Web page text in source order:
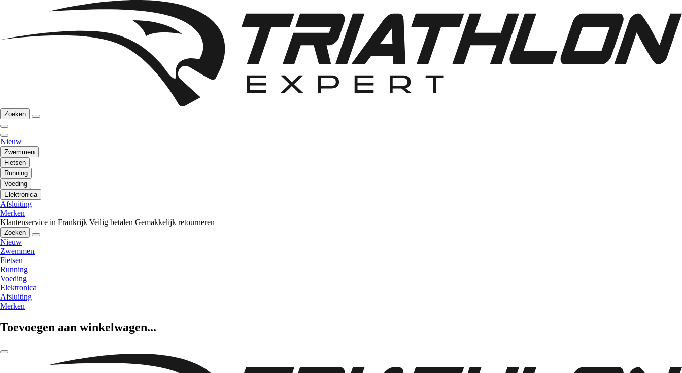
Zoeken
Nieuw
Zwemmen
Fietsen
Running
Voeding
Elektronica
Afsluiting
Merken
Klantenservice in Frankrijk Veilig betalen Gemakkelijk retourneren
Zoeken
Nieuw
Zwemmen
Fietsen
Running
Voeding
Elektronica
Afsluiting
Merken
Toevoegen aan winkelwagen...